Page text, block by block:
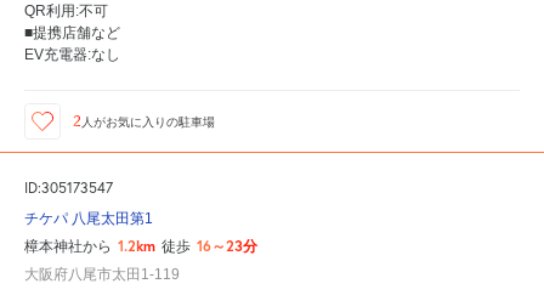
QR利用:不可
■提携店舗など
EV充電器:なし
2 人がお気に入りの駐車場
ID:305173547
チケパ 八尾太田第1
樟本神社から 1.2km 徒歩 16～23分
大阪府八尾市太田1-119